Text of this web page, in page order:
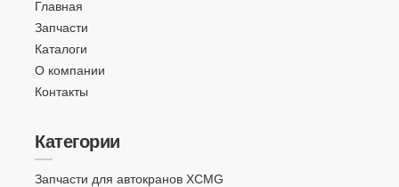
Главная
Запчасти
Каталоги
О компании
Контакты
Категории
Запчасти для автокранов XCMG